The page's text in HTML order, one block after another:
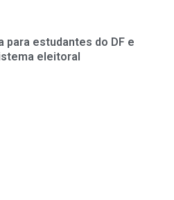
para estudantes do DF e
eleitoral